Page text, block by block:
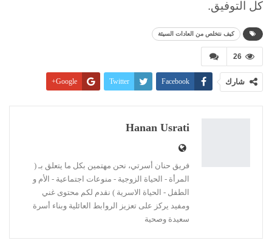
كل التوفيق.
كيف نتخلص من العادات السيئة
26
شارك Facebook
Twitter
Google+
Linkedin
Hanan Usrati
فريق حنان أسرتي، نحن مهتمين بكل ما يتعلق بـ (
المرأة - الحياة الزوجية - منوعات اجتماعية - الأم و
الطفل - الحياة الاسرية ) نقدم لكم محتوى غني
ومفيد يركز على تعزيز الروابط العائلية وبناء أسرة
سعيدة وصحية